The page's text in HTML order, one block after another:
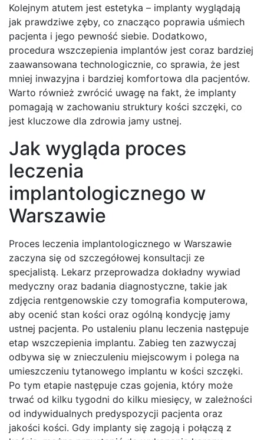
Kolejnym atutem jest estetyka – implanty wyglądają
jak prawdziwe zęby, co znacząco poprawia uśmiech
pacjenta i jego pewność siebie. Dodatkowo,
procedura wszczepienia implantów jest coraz bardziej
zaawansowana technologicznie, co sprawia, że jest
mniej inwazyjna i bardziej komfortowa dla pacjentów.
Warto również zwrócić uwagę na fakt, że implanty
pomagają w zachowaniu struktury kości szczęki, co
jest kluczowe dla zdrowia jamy ustnej.
Jak wygląda proces
leczenia
implantologicznego w
Warszawie
Proces leczenia implantologicznego w Warszawie
zaczyna się od szczegółowej konsultacji ze
specjalistą. Lekarz przeprowadza dokładny wywiad
medyczny oraz badania diagnostyczne, takie jak
zdjęcia rentgenowskie czy tomografia komputerowa,
aby ocenić stan kości oraz ogólną kondycję jamy
ustnej pacjenta. Po ustaleniu planu leczenia następuje
etap wszczepienia implantu. Zabieg ten zazwyczaj
odbywa się w znieczuleniu miejscowym i polega na
umieszczeniu tytanowego implantu w kości szczęki.
Po tym etapie następuje czas gojenia, który może
trwać od kilku tygodni do kilku miesięcy, w zależności
od indywidualnych predyspozycji pacjenta oraz
jakości kości. Gdy implanty się zagoją i połączą z